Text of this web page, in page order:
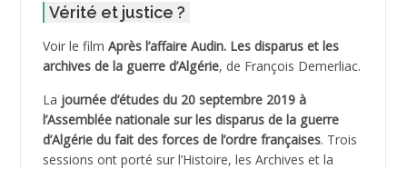
ADELIOUAT Vve AIT SAADA
ADJANI Khaled
ADJAOUT
ADNI Mohamed Akli
Vérité et justice ?
Voir le film Après l’affaire Audin. Les disparus et les
archives de la guerre d’Algérie, de François Demerliac.
La journée d’études du 20 septembre 2019 à
l’Assemblée nationale sur les disparus de la guerre
d’Algérie du fait des forces de l’ordre françaises. Trois
sessions ont porté sur l’Histoire, les Archives et la